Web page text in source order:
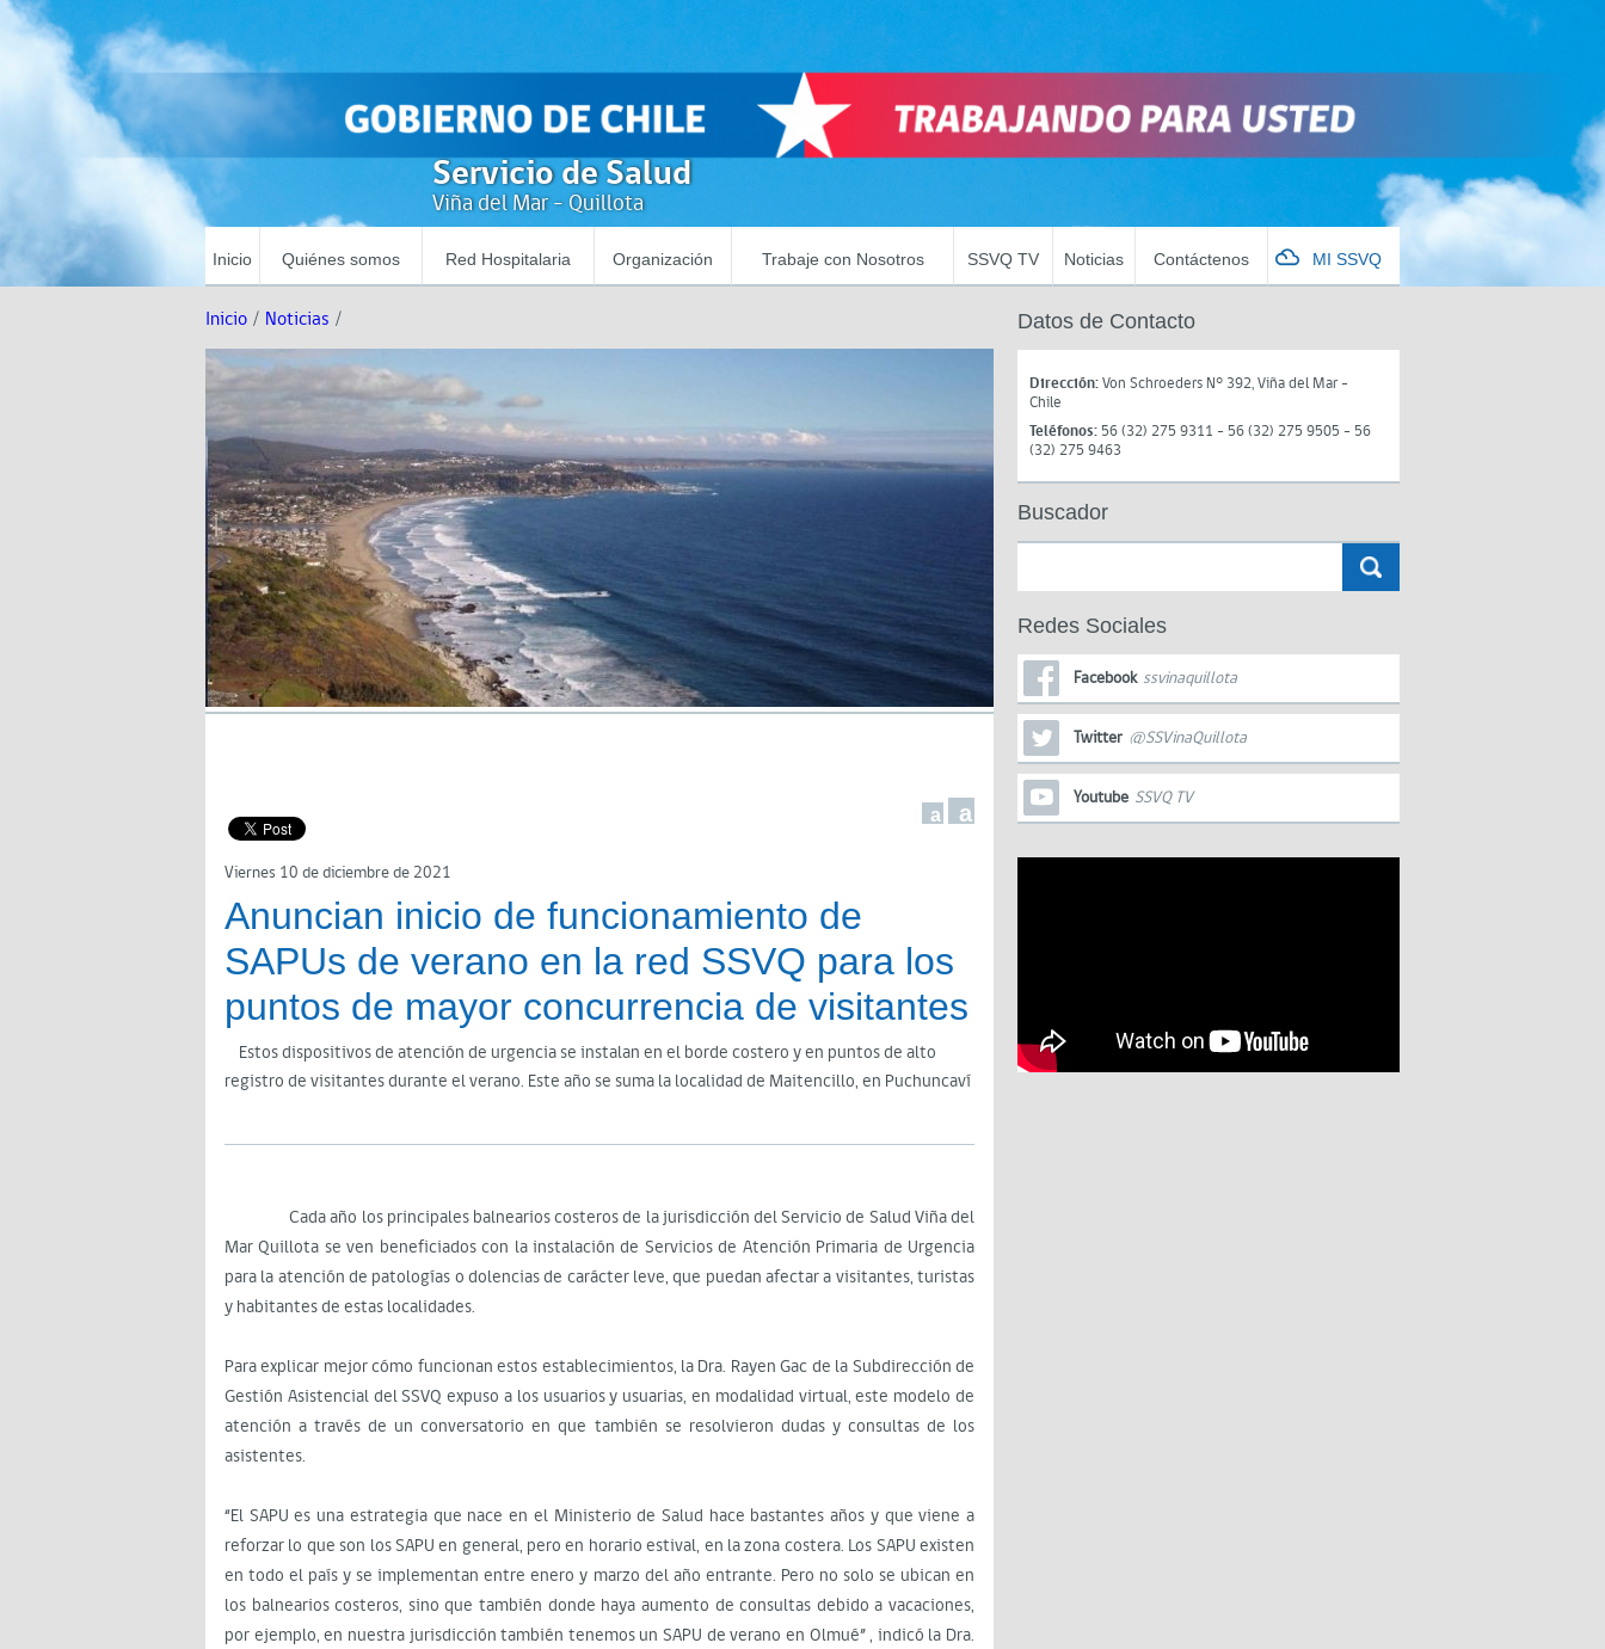
Servicio de Salud
Viña del Mar - Quillota
Inicio Quiénes somos Red Hospitalaria Organización Trabaje con Nosotros SSVQ TV Noticias Contáctenos MI SSVQ
Inicio / Noticias /
a a
Viernes 10 de diciembre de 2021
Anuncian inicio de funcionamiento de
SAPUs de verano en la red SSVQ para los
puntos de mayor concurrencia de visitantes
Estos dispositivos de atención de urgencia se instalan en el borde costero y en puntos de alto
registro de visitantes durante el verano. Este año se suma la localidad de Maitencillo, en Puchuncaví
Cada año los principales balnearios costeros de la jurisdicción del Servicio de Salud Viña del
Mar Quillota se ven beneficiados con la instalación de Servicios de Atención Primaria de Urgencia
para la atención de patologías o dolencias de carácter leve, que puedan afectar a visitantes, turistas
y habitantes de estas localidades.
Para explicar mejor cómo funcionan estos establecimientos, la Dra. Rayen Gac de la Subdirección de
Gestión Asistencial del SSVQ expuso a los usuarios y usuarias, en modalidad virtual, este modelo de
atención a través de un conversatorio en que también se resolvieron dudas y consultas de los
asistentes.
“El SAPU es una estrategia que nace en el Ministerio de Salud hace bastantes años y que viene a
reforzar lo que son los SAPU en general, pero en horario estival, en la zona costera. Los SAPU existen
en todo el país y se implementan entre enero y marzo del año entrante. Pero no solo se ubican en
los balnearios costeros, sino que también donde haya aumento de consultas debido a vacaciones,
por ejemplo, en nuestra jurisdicción también tenemos un SAPU de verano en Olmué” , indicó la Dra.
Datos de Contacto
Dirección:Von Schroeders N° 392, Viña del Mar -
Chile
Teléfonos: 56 (32) 275 9311 - 56 (32) 275 9505 - 56
(32) 275 9463
Buscador
Redes Sociales
Facebook ssvinaquillota
Twitter @SSVinaQuillota
Youtube SSVQ TV